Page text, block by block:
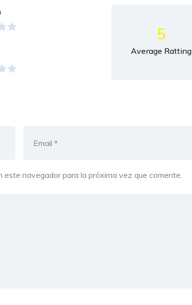
5
Average Ratting
navegador para la próxima vez que comente.